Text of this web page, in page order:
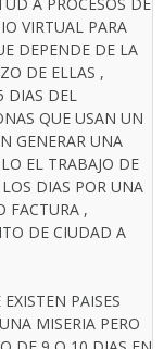
VIRTUAL PARA
DEPENDE DE LA
DE ELLAS ,
DEL
QUE USAN UN
GENERAR UNA
EL TRABAJO DE
DIAS POR UNA
FACTURA ,
DE CIUDAD A
PAISES
MISERIA PERO